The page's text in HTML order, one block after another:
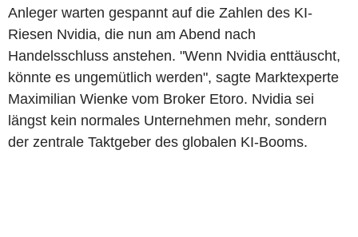
Anleger warten gespannt auf die Zahlen des KI-
Riesen Nvidia, die nun am Abend nach
Handelsschluss anstehen. "Wenn Nvidia enttäuscht,
könnte es ungemütlich werden", sagte Marktexperte
Maximilian Wienke vom Broker Etoro. Nvidia sei
längst kein normales Unternehmen mehr, sondern
der zentrale Taktgeber des globalen KI-Booms.